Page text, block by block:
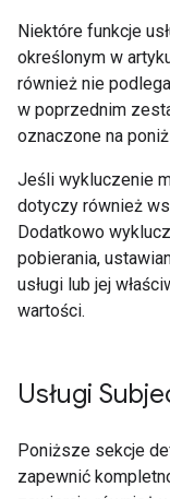
Niektóre funkcje
określonym w
również nie
w poprzednim
oznaczone na
Jeśli wykluczenie
dotyczy również
Dodatkowo
pobierania,
usługi lub jej
wartości.
Usługi
Poniższe sekcje
zapewnić